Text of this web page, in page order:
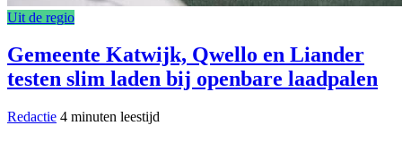
Uit de regio
Gemeente Katwijk, Qwello en Liander
testen slim laden bij openbare laadpalen
Redactie 4 minuten leestijd